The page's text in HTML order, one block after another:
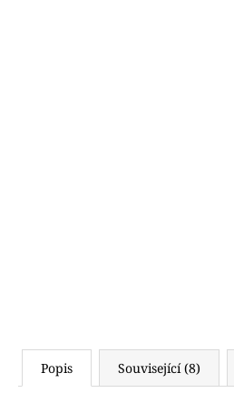
Popis Související (8)
HODINKY ORIENT